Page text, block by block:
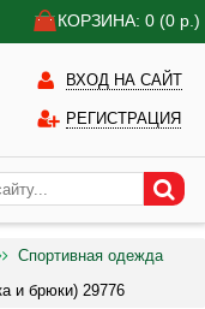
КОРЗИНА: 0 (0 р.)
ВХОД НА САЙТ
РЕГИСТРАЦИЯ
Спортивная одежда
и брюки) 29776